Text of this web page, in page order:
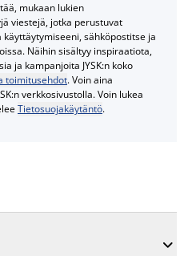
mukaan lukien
viestejä, jotka perustuvat
sähköpostitse ja
Näihin sisältyy inspiraatiota,
ja kampanjoita JYSK:n koko
toimitusehdot. Voin aina
verkkosivustolla. Voin lukea
Tietosuojakäytäntö.
